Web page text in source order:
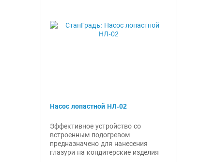
Насос лопастной НЛ-02
Эффективное устройство со
встроенным подогревом
предназначено для нанесения
глазури на кондитерские изделия